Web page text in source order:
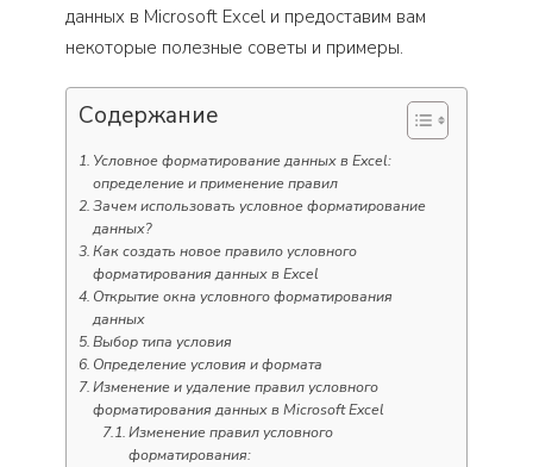
данных в Microsoft Excel и предоставим вам
некоторые полезные советы и примеры.
Содержание
Условное форматирование данных в Excel:
определение и применение правил
Зачем использовать условное форматирование
данных?
Как создать новое правило условного
форматирования данных в Excel
Открытие окна условного форматирования
данных
Выбор типа условия
Определение условия и формата
Изменение и удаление правил условного
форматирования данных в Microsoft Excel
Изменение правил условного
форматирования: